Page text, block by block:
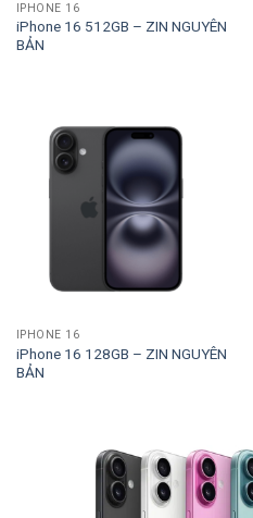
IPHONE 16
iPhone 16 512GB – ZIN NGUYÊN
BẢN
IPHONE 16
iPhone 16 128GB – ZIN NGUYÊN
BẢN